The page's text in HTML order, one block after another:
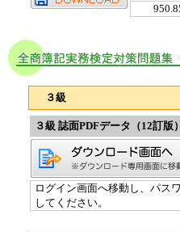
３級
３級 誌面PDFデータ（12訂版）
ログイン画面へ移動し、パス
してください。